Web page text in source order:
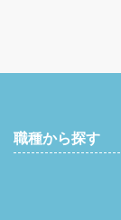
職種から探す